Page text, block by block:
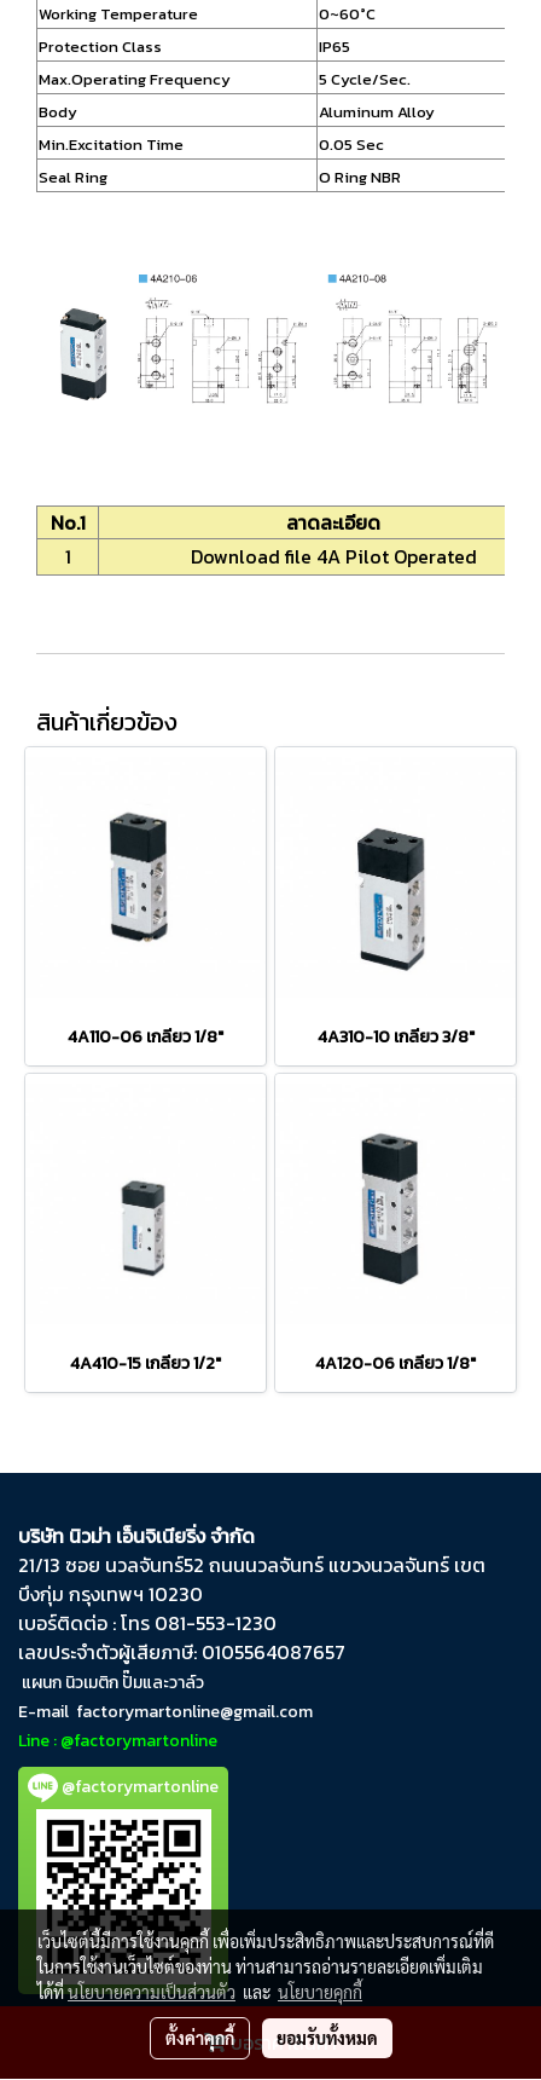
ขอราคาสินค้า
Working Temperature
0~60°C
Protection Class
IP65
Max.Operating Frequency
5 Cycle/Sec.
Body
Aluminum Alloy
Min.Excitation Time
0.05 Sec
Seal Ring
O Ring NBR
No.1
ลาดละเอียด
1
Download file 4A Pilot Operated
สินค้าเกี่ยวข้อง
4A110-06 เกลียว 1/8" 4A310-10 เกลียว 3/8"
4A410-15 เกลียว 1/2" 4A120-06 เกลียว 1/8"
บริษัท นิวม่า เอ็นจิเนียริ่ง จำกัด
21/13 ซอย นวลจันทร์​52 ถนน​นวลจันทร์​ แขวง​นวลจันทร์​ เขต​
บึงกุ่ม​ กรุงเทพฯ​ 10230
เบอร์ติดต่อ : โทร 081-553-1230
เลขประจำตัวผู้เสียภาษี: 0105564087657
แผนก นิวเมติก ปั๊มและวาล์ว
E-mail factorymartonline@gmail.com
Line : @factorymartonline
@factorymartonline
เว็บไซต์นี้มีการใช้งานคุกกี้ เพื่อเพิ่มประสิทธิภาพและประสบการณ์ที่ดี
ในการใช้งานเว็บไซต์ของท่าน ท่านสามารถอ่านรายละเอียดเพิ่มเติม
ได้ที่นโยบายความเป็นส่วนตัว และ นโยบายคุกกี้
ตั้งค่าคุกกี้ ยอมรับทั้งหมด